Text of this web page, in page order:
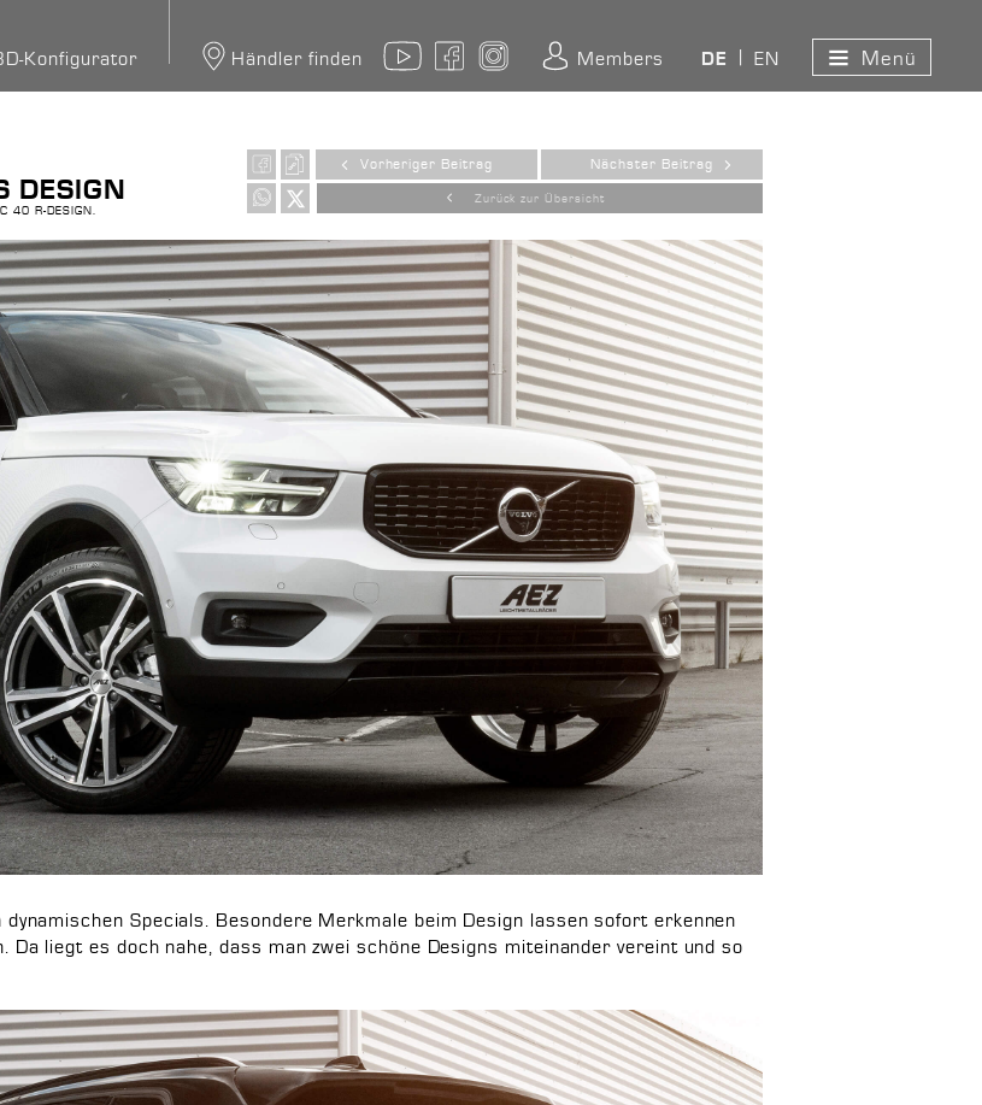
Konfigurator Händler finden YouTubeFacebookInstagramMembers DE EN Menü
Zurück zur Übersicht
Vorheriger Beitrag Nächster Beitrag
DESIGN
40 R-DESIGN.
dynamischen Specials. Besondere Merkmale beim Design lassen sofort erkennen
liegt es doch nahe, dass man zwei schöne Designs miteinander vereint und so